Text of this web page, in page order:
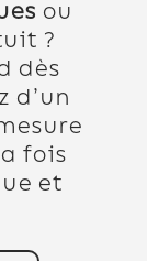
ou
?
dès
d’un
fois
et